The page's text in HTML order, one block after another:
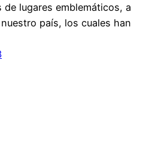
lugares emblemáticos, a
país, los cuales han